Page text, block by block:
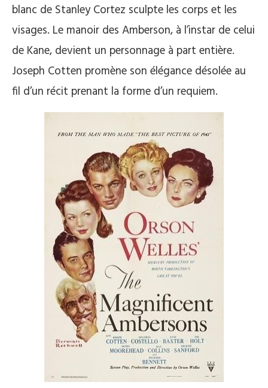
blanc de Stanley Cortez sculpte les corps et les
visages. Le manoir des Amberson, à l’instar de celui
de Kane, devient un personnage à part entière.
Joseph Cotten promène son élégance désolée au
fil d’un récit prenant la forme d’un requiem.